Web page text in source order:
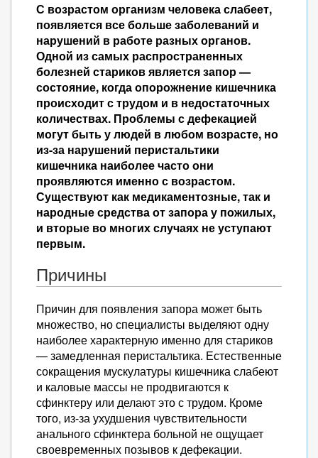
С возрастом организм человека слабеет,
появляется все больше заболеваний и
нарушений в работе разных органов.
Одной из самых распространенных
болезней стариков является запор —
состояние, когда опорожнение кишечника
происходит с трудом и в недостаточных
количествах. Проблемы с дефекацией
могут быть у людей в любом возрасте, но
из-за нарушений перистальтики
кишечника наиболее часто они
проявляются именно с возрастом.
Существуют как медикаментозные, так и
народные средства от запора у пожилых,
и вторые во многих случаях не уступают
первым.
Причины
Причин для появления запора может быть
множество, но специалисты выделяют одну
наиболее характерную именно для стариков
— замедленная перистальтика. Естественные
сокращения мускулатуры кишечника слабеют
и каловые массы не продвигаются к
сфинктеру или делают это с трудом. Кроме
того, из-за ухудшения чувствительности
анального сфинктера больной не ощущает
своевременных позывов к дефекации.